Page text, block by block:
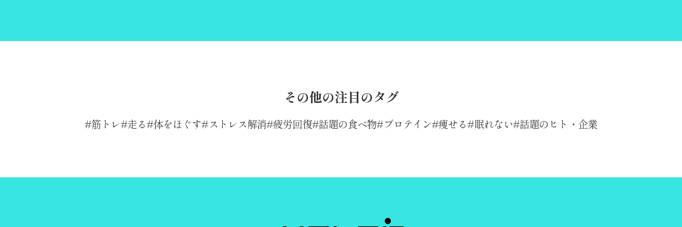
その他の注目のタグ
筋トレ 走る 体をほぐす ストレス解消 疲労回復 話題の食べ物 プロテイン 痩せる 眠れない 話題のヒト・企業